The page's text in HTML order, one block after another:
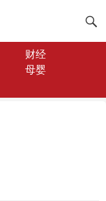
财经
母婴